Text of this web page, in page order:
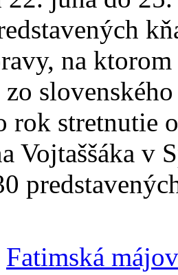
na
rok stretnutie
Vojtaššáka v
Fatimská